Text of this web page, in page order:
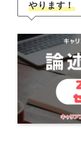
やります！